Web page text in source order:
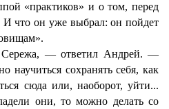
«практиков» и о том, перед
И что он уже выбрал: он пойдет
— ответил Андрей. —
сохранять себя, как
сюда или, наоборот, уйти...
они, то можно делать со